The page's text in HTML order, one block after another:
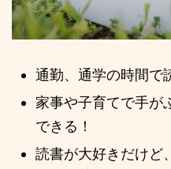
通勤、通学の時間で
家事や子育てで手が
できる！
読書が大好きだけど